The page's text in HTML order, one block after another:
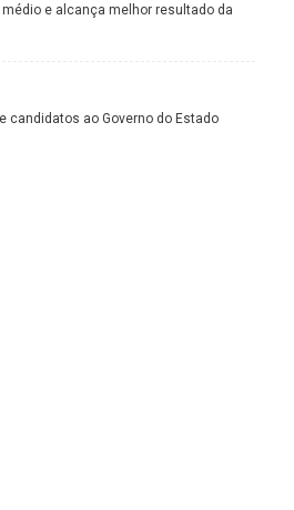
médio e alcança melhor resultado da
candidatos ao Governo do Estado